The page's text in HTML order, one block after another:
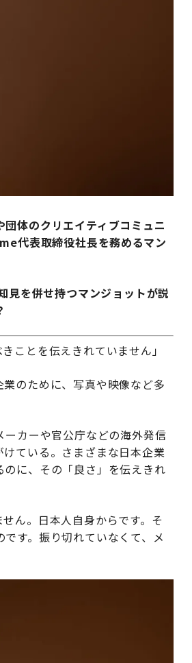
体のクリエイティブコミュニ
代表取締役社長を務めるマン
見を併せ持つマンジョットが説
ことを伝えきれていません」
のために、写真や映像など多
カーや官公庁などの海外発信
ている。さまざまな日本企業
に、その「良さ」を伝えきれ
ん。日本人自身からです。そ
す。振り切れていなくて、メ